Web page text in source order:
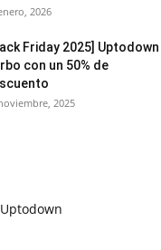
2026
Friday 2025] Uptodown
con un 50% de
2025